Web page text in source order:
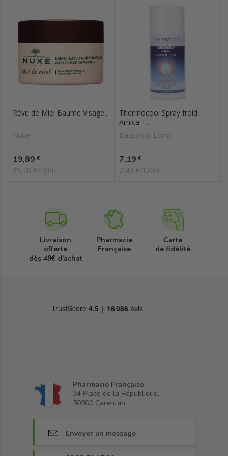
Rêve de Miel Baume Visage...
Nuxe
Prix
19,89 €
39,78 €/100mL
Thermocool Spray froid
Arnica +...
Bausch & Lomb
Prix
7,19 €
2,40 €/100mL
Livraison
offerte
dès 49€ d'achat
Pharmacie
Française
Carte
de fidélité
Pharmacie Française
34 Place de la République,
50500 Carentan
Envoyer un message